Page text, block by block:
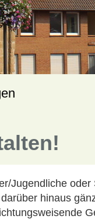
Jugendliche
hinaus